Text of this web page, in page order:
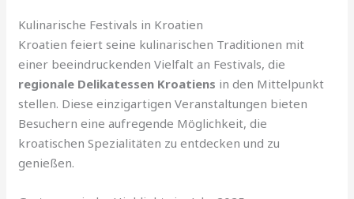
Kulinarische Festivals in Kroatien
Kroatien feiert seine kulinarischen Traditionen mit
einer beeindruckenden Vielfalt an Festivals, die
regionale Delikatessen Kroatiens in den Mittelpunkt
stellen. Diese einzigartigen Veranstaltungen bieten
Besuchern eine aufregende Möglichkeit, die
kroatischen Spezialitäten zu entdecken und zu
genießen.